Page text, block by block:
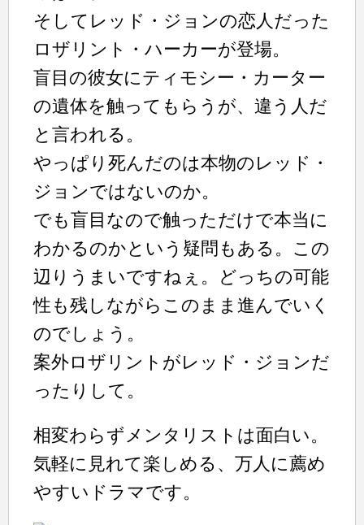
そしてレッド・ジョンの恋人だった
ロザリント・ハーカーが登場。
盲目の彼女にティモシー・カーター
の遺体を触ってもらうが、違う人だ
と言われる。
やっぱり死んだのは本物のレッド・
ジョンではないのか。
でも盲目なので触っただけで本当に
わかるのかという疑問もある。この
辺りうまいですねぇ。どっちの可能
性も残しながらこのまま進んでいく
のでしょう。
案外ロザリントがレッド・ジョンだ
ったりして。
相変わらずメンタリストは面白い。
気軽に見れて楽しめる、万人に薦め
やすいドラマです。